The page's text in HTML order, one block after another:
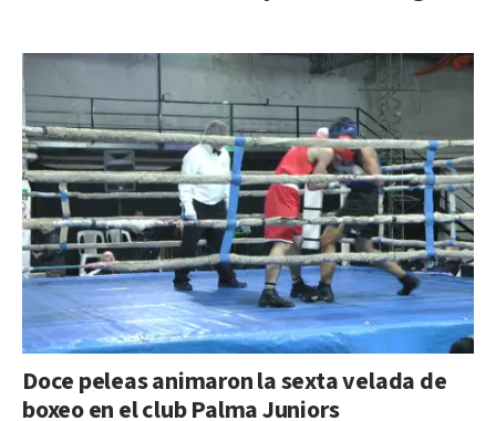
Doce peleas animaron la sexta velada de
boxeo en el club Palma Juniors